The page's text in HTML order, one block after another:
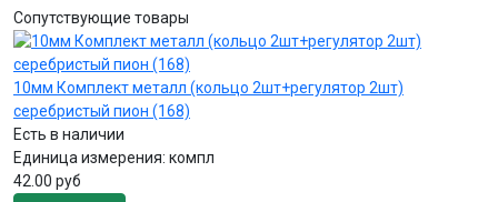
Сопутствующие товары
10мм Комплект металл (кольцо 2шт+регулятор 2шт)
серебристый пион (168)
Есть в наличии
Единица измерения: компл
42.00 руб